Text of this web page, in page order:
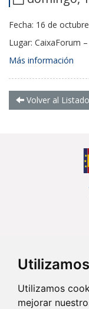
Utilizamos
mejorar
Fecha: 16 de
Lugar: CaixaForum
Más información
Volver al Listado